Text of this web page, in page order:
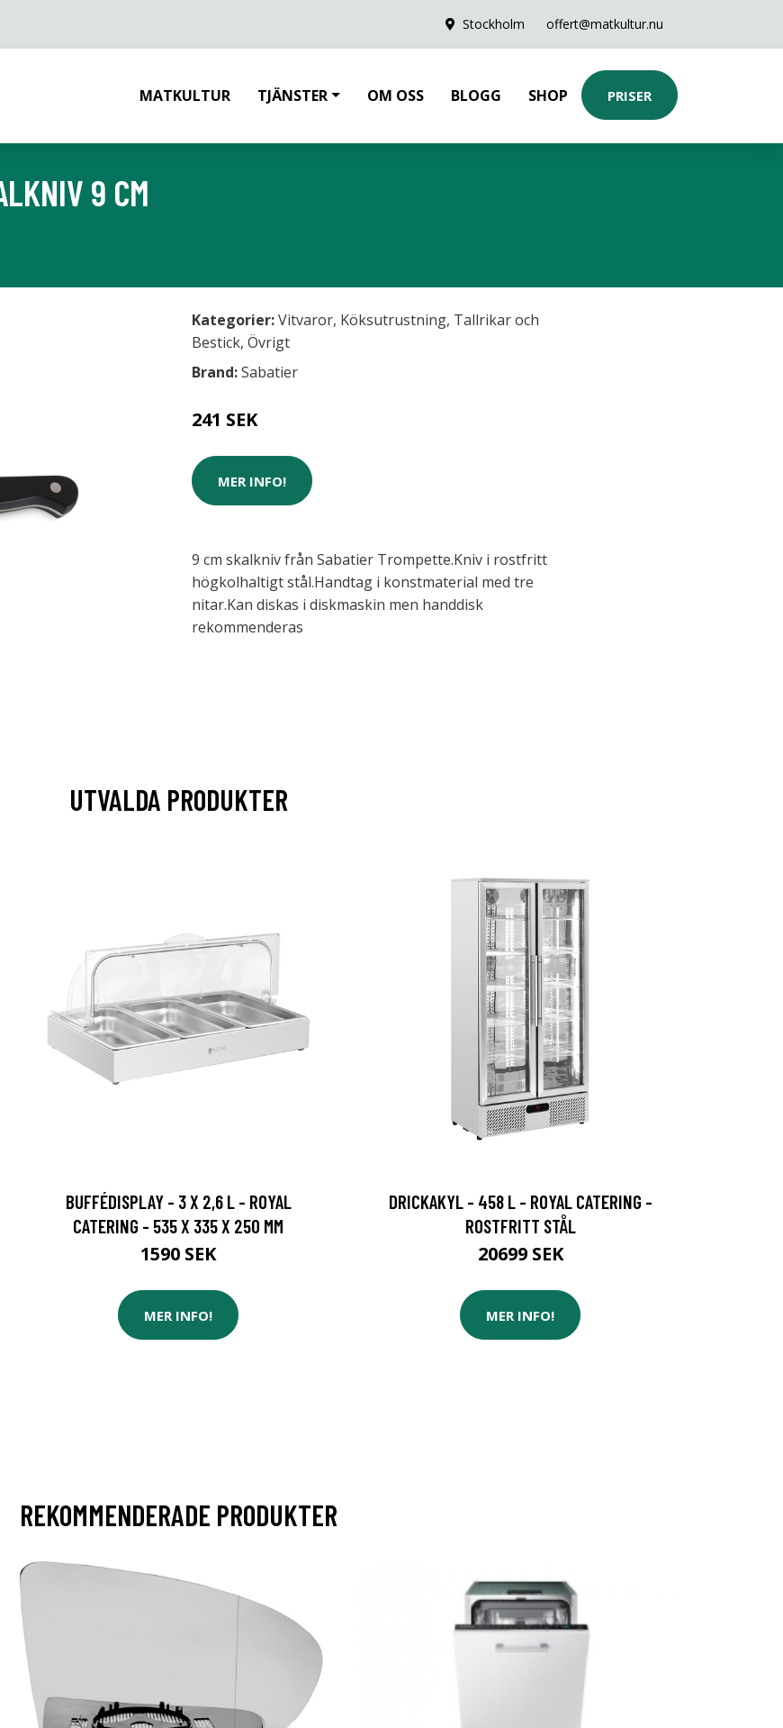
Stockholm offert@matkultur.nu
MATKULTUR TJÄNSTER OM OSS BLOGG SHOP PRISER
9 CM
Kategorier:Vitvaror, Köksutrustning, Tallrikar och
Bestick, Övrigt
Brand:Sabatier
241 SEK
MER INFO!
9 cm skalkniv från Sabatier Trompette.Kniv i rostfritt
högkolhaltigt stål.Handtag i konstmaterial med tre
nitar.Kan diskas i diskmaskin men handdisk
rekommenderas
UTVALDA PRODUKTER
BUFFÉDISPLAY - 3 X 2,6 L - ROYAL
CATERING - 535 X 335 X 250 MM
1590 SEK
MER INFO!
DRICKAKYL - 458 L - ROYAL CATERING -
ROSTFRITT STÅL
20699 SEK
MER INFO!
REKOMMENDERADE PRODUKTER